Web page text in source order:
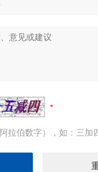
拉伯数字），如：三加